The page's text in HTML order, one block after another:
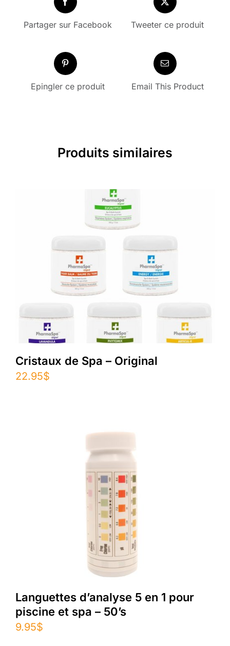
Partager sur Facebook Tweeter ce produit
Epingler ce produit Email This Product
Produits similaires
Cristaux de Spa – Original
22.95$
Languettes d’analyse 5 en 1 pour
piscine et spa – 50’s
9.95$